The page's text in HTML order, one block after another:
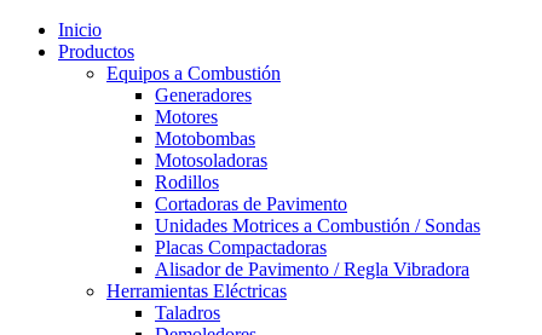
Inicio
Productos
Equipos a Combustión
Generadores
Motores
Motobombas
Motosoladoras
Rodillos
Cortadoras de Pavimento
Unidades Motrices a Combustión / Sondas
Placas Compactadoras
Alisador de Pavimento / Regla Vibradora
Herramientas Eléctricas
Taladros